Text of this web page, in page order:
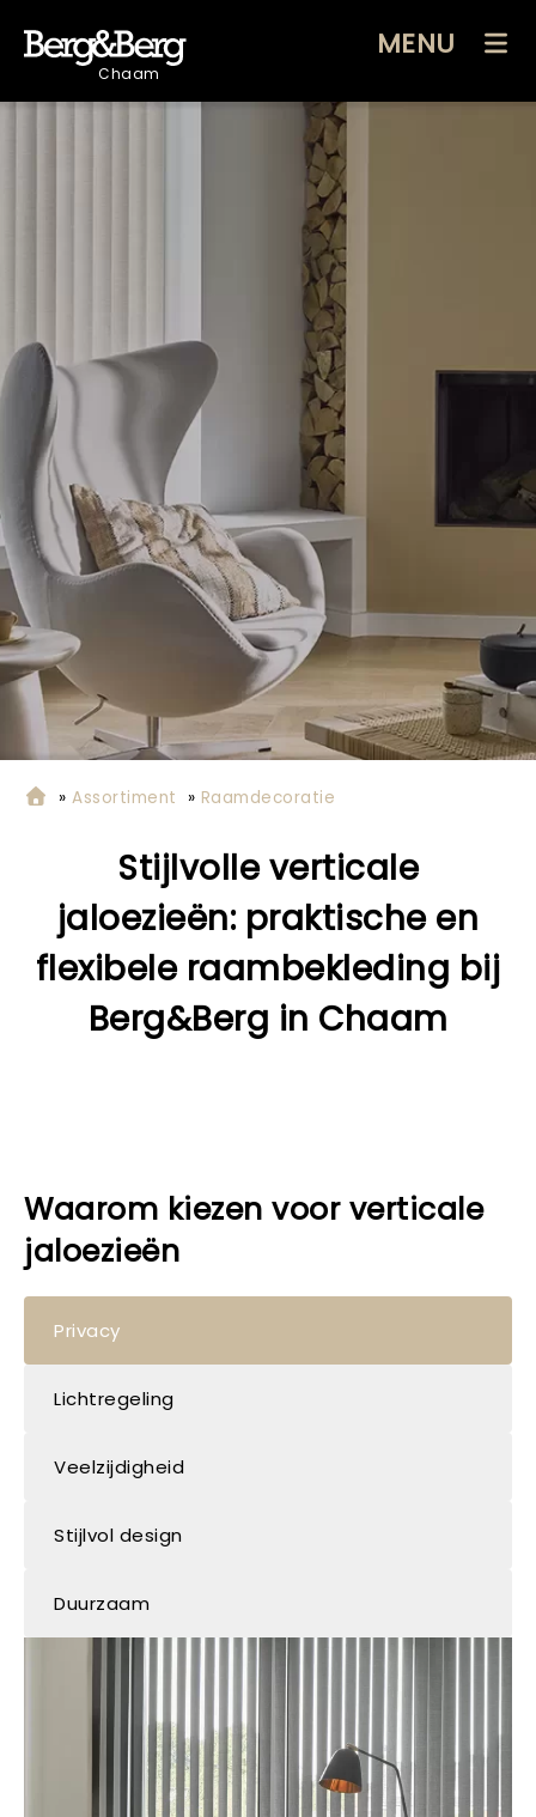
Chaam
MENU
»Assortiment » Raamdecoratie
Stijlvolle verticale
jaloezieën: praktische en
flexibele raambekleding bij
Berg&Berg in Chaam
Waarom kiezen voor verticale
jaloezieën
Privacy
Lichtregeling
Veelzijdigheid
Stijlvol design
Duurzaam